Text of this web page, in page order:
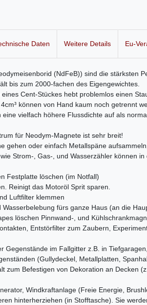
Daten Weitere Details Eu-
(NdFeB)) sind die stärksten
bis zum 2000-fachen des Eigengewichtes.
Cent-Stückes hebt problemlos einen
können von Hand kaum noch getrennt
eine vielfach höhere Flussdichte auf als
für Neodym-Magnete ist sehr breit!
gehen oder einfach Metallspäne
Strom-, Gas-, und Wasserzähler können
Festplatte löschen (im Notfall)
Reinigt das Motoröl Sprit sparen.
Luftfilter klemmen
Wasserbelebung fürs ganze Haus (an die
löschen Pinnwand-, und
Entstörfilter zum Zaubern,
Gegenstände im Fallgitter z.B. in
(Gullydeckel, Metallplatten,
zum Befestigen von Dekoration an Decken
Windkraftanlage (Freie Energie,
hinterherziehen (in Stofftasche). Sie